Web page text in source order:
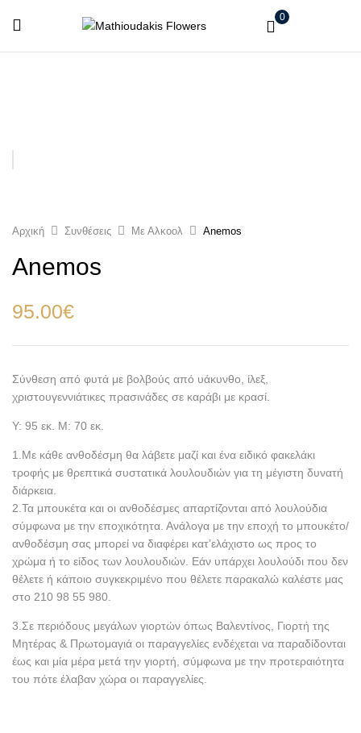
0
Αρχική Συνθέσεις Με Αλκοολ Anemos
Anemos
95.00€
Σύνθεση από φυτά με βολβούς από υάκυνθο, ίλεξ,
χριστουγεννιάτικες πρασινάδες σε καράβι με κρασί.
Υ: 95 εκ. Μ: 70 εκ.
1.Με κάθε ανθοδέσμη θα λάβετε μαζί και ένα ειδικό φακελάκι
τροφής με θρεπτικά συστατικά λουλουδιών για τη μέγιστη δυνατή
διάρκεια.
2.Τα μπουκέτα και οι ανθοδέσμες απαρτίζονται από λουλούδια
σύμφωνα με την εποχικότητα. Ανάλογα με την εποχή το μπουκέτο/
ανθοδέσμη σας μπορεί να διαφέρει κατ’ελάχιστο ως προς το
χρώμα ή το είδος των λουλουδιών. Εάν υπάρχει λουλούδι που δεν
θέλετε ή κάποιο συγκεκριμένο που θέλετε παρακαλώ καλέστε μας
στο 210 98 55 980.
3.Σε περιόδους μεγάλων γιορτών όπως Βαλεντίνος, Γιορτή της
Μητέρας & Πρωτομαγιά οι παραγγελίες ενδέχεται να παραδίδονται
έως και μία μέρα μετά την γιορτή, σύμφωνα με την προτεραιότητα
του πότε έλαβαν χώρα οι παραγγελίες.